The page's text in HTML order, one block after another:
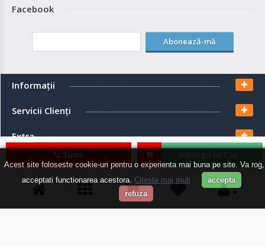
Acest site foloseste cookie-uri pentru o experienta mai buna pe site. Va rog,
acceptati functionarea acestora. Citeste mai mult
accepta
refuza
Suna
Facebook
Abonează-mă
Informaţii
Servicii Clienţi
Extra
Contul meu